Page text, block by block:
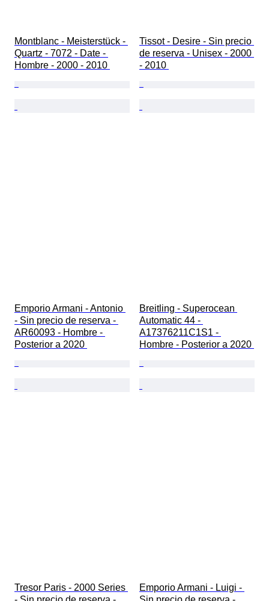
Montblanc - Meisterstück -
Quartz - 7072 - Date -
Hombre - 2000 - 2010
Tissot - Desire - Sin precio
de reserva - Unisex - 2000
- 2010
Emporio Armani - Antonio
- Sin precio de reserva -
AR60093 - Hombre -
Posterior a 2020
Breitling - Superocean
Automatic 44 -
A17376211C1S1 -
Hombre - Posterior a 2020
Tresor Paris - 2000 Series
Emporio Armani - Luigi -